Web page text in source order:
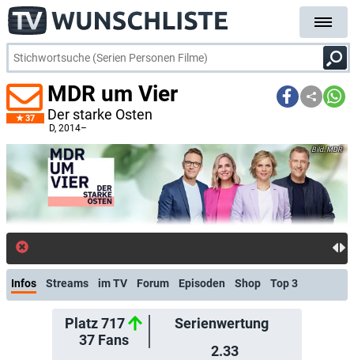
37
MDR um Vier
Der starke Osten
D, 2014–
MDR
Infos Streams im TV Forum Episoden Shop Top 3
Platz 717
37Fans
Serienwertung
2.33